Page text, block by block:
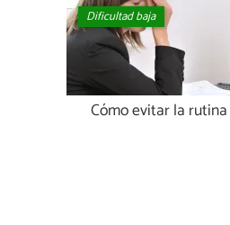
Dificultad baja
Cómo evitar la